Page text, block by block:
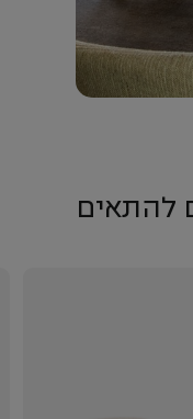
להתאים